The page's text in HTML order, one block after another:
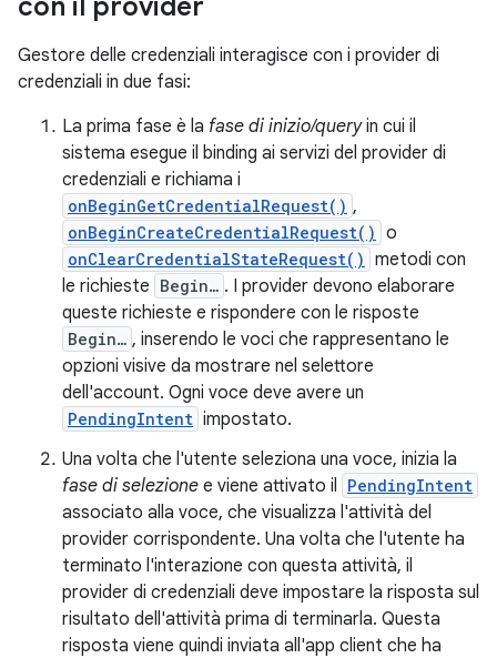
con il provider
Gestore delle credenziali interagisce con i provider di
credenziali in due fasi:
La prima fase è la fase di inizio/queryin cui il
sistema esegue il binding ai servizi del provider di
credenziali e richiama i
onBeginGetCredentialRequest() ,
onBeginCreateCredentialRequest() o
onClearCredentialStateRequest() metodi con
le richieste Begin… . I provider devono elaborare
queste richieste e rispondere con le risposte
Begin… , inserendo le voci che rappresentano le
opzioni visive da mostrare nel selettore
dell'account. Ogni voce deve avere un
PendingIntent impostato.
Una volta che l'utente seleziona una voce, inizia la
fase di selezione e viene attivato il PendingIntent
associato alla voce, che visualizza l'attività del
provider corrispondente. Una volta che l'utente ha
terminato l'interazione con questa attività, il
provider di credenziali deve impostare la risposta sul
risultato dell'attività prima di terminarla. Questa
risposta viene quindi inviata all'app client che ha